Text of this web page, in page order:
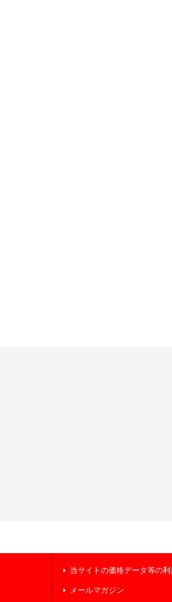
当サイトの価格データ等の
メールマガジン